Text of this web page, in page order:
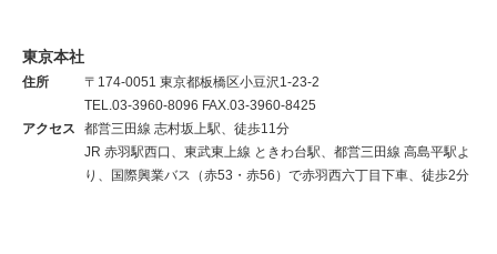
東京本社
住所
〒174-0051 東京都板橋区小豆沢1-23-2
TEL.03-3960-8096 FAX.03-3960-8425
アクセス
都営三田線 志村坂上駅、徒歩11分
JR 赤羽駅西口、東武東上線 ときわ台駅、都営三田線 高島平駅よ
り、国際興業バス（赤53・赤56）で赤羽西六丁目下車、徒歩2分